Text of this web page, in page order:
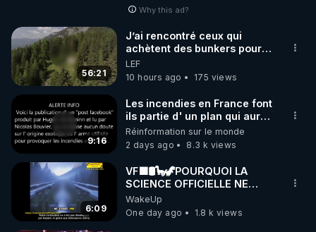
Why this ad?
56:21
J’ai rencontré ceux qui
achètent des bunkers pour
survivre à la fin du monde
LEF
10 hours ago
175 views
9:16
Les incendies en France font
ils partie d' un plan qui aurait
débuté le 11 septembre 2001
?
Réinformation sur le monde
2 days ago
8.3 k views
6:09
VF🟩🛢🦕🦖POURQUOI LA
SCIENCE OFFICIELLE NE
CONNAÎT-ELLE PAS LA VRAIE
ORIGINE DU PÉTROL -
Jocelyne Tr
WakeUp
One day ago
1.8 k views